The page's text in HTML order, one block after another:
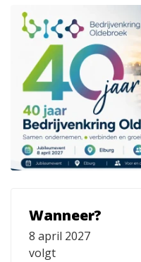
Wanneer?
8 april 2027
volgt